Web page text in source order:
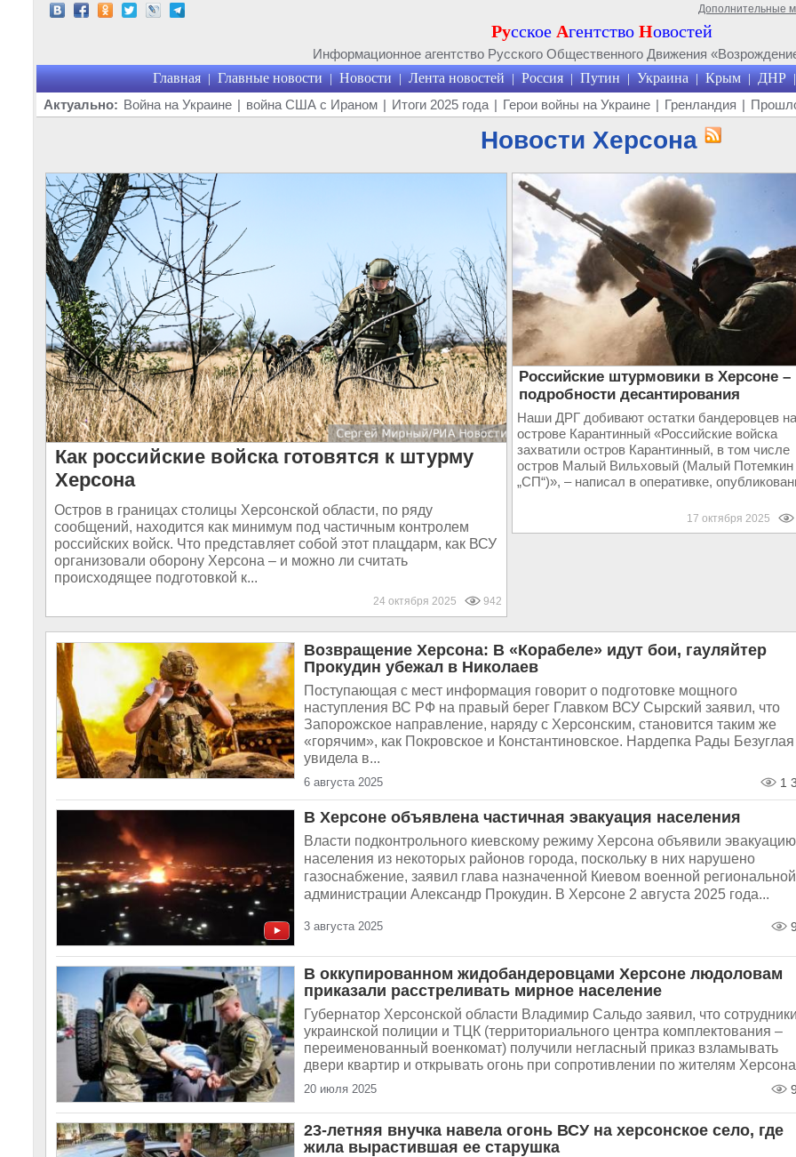
Дополнительные
Русское Агентство Новостей
Информационное агентство Русского Общественного Движения
Главная | Главные новости | Новости | Лента новостей | Россия | Путин | Украина | Крым | ДНР |
Актуально: Война на Украине | война США с Ираном | Итоги 2025 года | Герои войны на Украине | Гренландия |
Новости Херсона
Как российские войска готовятся к штурму
Херсона
Остров в границах столицы Херсонской области, по ряду
сообщений, находится как минимум под частичным контролем
российских войск. Что представляет собой этот плацдарм, как ВСУ
организовали оборону Херсона – и можно ли считать
происходящее подготовкой к...
24 октября 2025 942
Российские штурмовики в Херсоне –
подробности десантирования
Наши ДРГ добивают остатки бандеровцев на
острове Карантинный «Российские войска
захватили остров Карантинный, в том числе
остров Малый Вильховый (Малый Потемкин
„СП“)», – написал в оперативке,
17 октября 2025
Возвращение Херсона: В «Корабеле» идут бои, гауляйтер
Прокудин убежал в Николаев
Поступающая с мест информация говорит о подготовке мощного
наступления ВС РФ на правый берег Главком ВСУ Сырский заявил, что
Запорожское направление, наряду с Херсонским, становится таким же
«горячим», как Покровское и Константиновское. Нардепка Рады Безуглая
увидела в...
6 августа 2025 1
В Херсоне объявлена частичная эвакуация населения
Власти подконтрольного киевскому режиму Херсона объявили эвакуацию
населения из некоторых районов города, поскольку в них нарушено
газоснабжение, заявил глава назначенной Киевом военной региональной
администрации Александр Прокудин. В Херсоне 2 августа 2025 года...
3 августа 2025
В оккупированном жидобандеровцами Херсоне людоловам
приказали расстреливать мирное население
Губернатор Херсонской области Владимир Сальдо заявил, что
украинской полиции и ТЦК (территориального центра комплектования –
переименованный военкомат) получили негласный приказ взламывать
двери квартир и открывать огонь при сопротивлении по жителям
20 июля 2025
23-летняя внучка навела огонь ВСУ на херсонское село, где
жила вырастившая ее старушка